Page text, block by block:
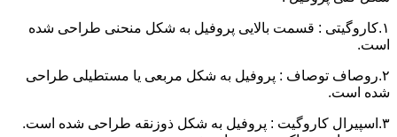
۱.کاروگیتی : قسمت بالایی پروفیل به شکل منحنی طراحی شده
است.
۲.روصاف توصاف : پروفیل به شکل مربعی یا مستطیلی طراحی
شده است.
۳.اسپیرال کاروگیت : پروفیل به شکل ذوزنقه طراحی شده است.